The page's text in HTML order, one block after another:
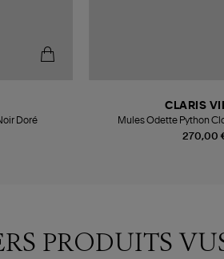
Doré
270,00
CLARIS
Mules Odette Python
PRODUITS